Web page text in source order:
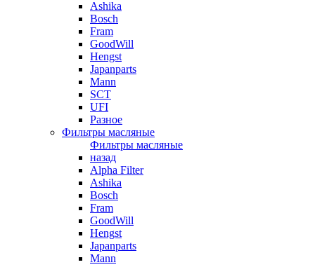
Ashika
Bosch
Fram
GoodWill
Hengst
Japanparts
Mann
SCT
UFI
Разное
Фильтры масляные
Фильтры масляные
назад
Alpha Filter
Ashika
Bosch
Fram
GoodWill
Hengst
Japanparts
Mann